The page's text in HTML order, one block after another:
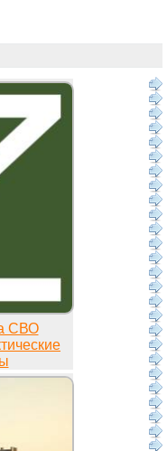
СВО